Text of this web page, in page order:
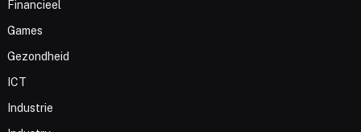
Financieel
Games
Gezondheid
ICT
Industrie